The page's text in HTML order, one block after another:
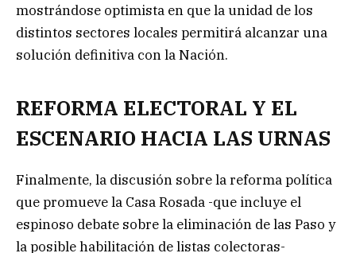
mostrándose optimista en que la unidad de los
distintos sectores locales permitirá alcanzar una
solución definitiva con la Nación.
REFORMA ELECTORAL Y EL
ESCENARIO HACIA LAS URNAS
Finalmente, la discusión sobre la reforma política
que promueve la Casa Rosada -que incluye el
espinoso debate sobre la eliminación de las Paso y
la posible habilitación de listas colectoras-